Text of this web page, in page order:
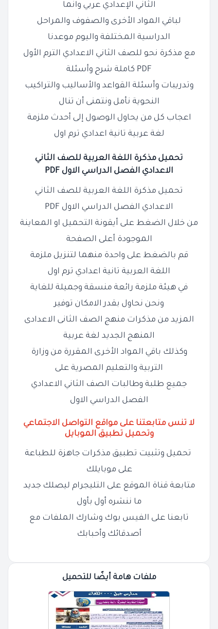
الثاني الإعدادي عربي وانما
لباقي المواد الأخرى والصفوف والمراحل
الدراسية المختلفة واليوم موعدنا
مع مذكرة نحو للصف الثاني الاعدادي الترم الأول
PDF كاملة شرح وأسئلة
وتدريبات وأسئلة القواعد والأساليب والتراكيب
النحوية نأمل ونتمنى أن تنال
اعجاب كل من يحاول الوصول إلى أحدث ملزمة
لغة عربية تانية اعدادي ترم اول
تحميل مذكرة اللغة العربية للصف الثاني
الاعدادي الفصل الدراسي الاول PDF
تحميل مذكرة اللغة العربية للصف الثاني
الاعدادي الفصل الدراسي الاول PDF
من خلال الضغط على أيقونة التحميل او المعاينة
الموجودة أعلى الصفحة
قم بالضغط على واحدة منهما لتنزيل ملزمة
اللغة العربية تانية اعدادي ترم اول
في هيئة ملزمة رائعة منسقة وجميلة للغاية
ونحن نحاول بقدر الامكان توفير
المزيد من مذكرات منهج الصف الثانى الاعدادى
المنهج الجديد لغة عربية
وكذلك باقي المواد الأخرى المقررة من وزارة
التربية والتعليم المصرية على
جميع طلبة وطالبات الصف الثاني الاعدادي
الفصل الدراسي الاول
لا تنس متابعتنا على مواقع التواصل الاجتماعي
وتحميل تطبيق الموبايل
تحميل وتثبيت تطبيق مذكرات جاهزة للطباعة
على موبايلك
متابعة قناة الموقع على التليجرام ليصلك جديد
ما ننشره أول بأول
تابعنا على الفيس بوك وشارك الملفات مع
أصدقائك وأحبابك
ملفات هامة أيضًا للتحميل